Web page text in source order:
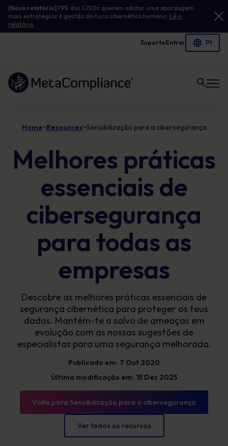
[Novo relatório]79% dos CISOs querem adotar uma abordagem
mais estratégica à gestão do risco cibernético humano. Lê o
relatório.
SuporteEntrar
Ligação à página inicial
Home>Resources>Sensibilização para a cibersegurança
Melhores práticas
essenciais de
cibersegurança
para todas as
empresas
Descobre as melhores práticas essenciais de
segurança cibernética para proteger os teus
dados. Mantém-te a salvo de ameaças em
evolução com as nossas sugestões de
especialistas para uma segurança melhorada.
Publicado em: 7 Out 2020
Última modificação em: 15 Dez 2025
Volta para Sensibilização para a cibersegurança
Ver todos os recursos